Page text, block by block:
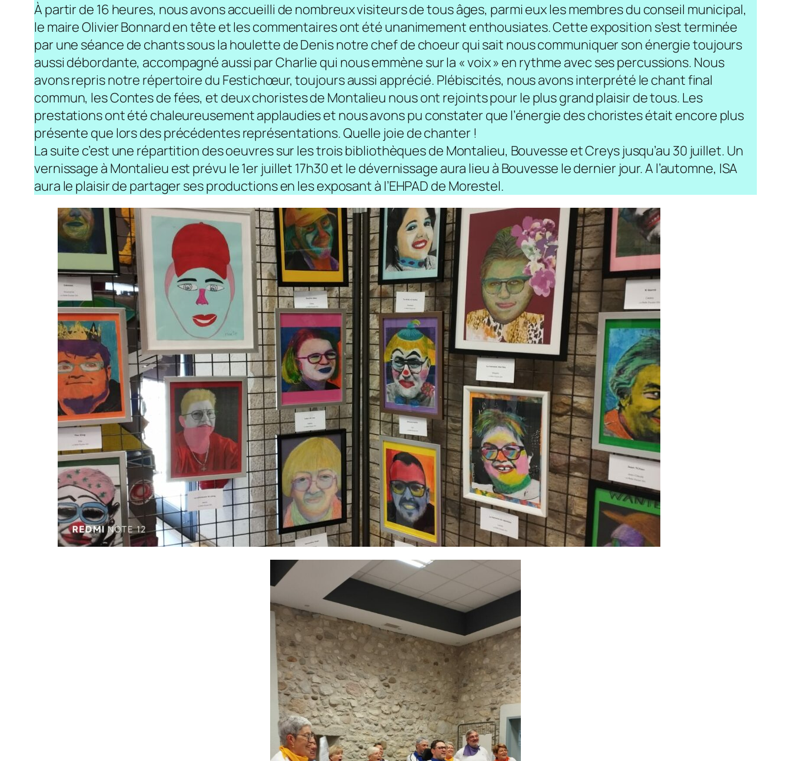
À partir de 16 heures, nous avons accueilli de nombreux visiteurs de tous âges, parmi eux les membres du conseil municipal,
le maire Olivier Bonnard en tête et les commentaires ont été unanimement enthousiates. Cette exposition s’est terminée
par une séance de chants sous la houlette de Denis notre chef de choeur qui sait nous communiquer son énergie toujours
aussi débordante, accompagné aussi par Charlie qui nous emmène sur la « voix » en rythme avec ses percussions. Nous
avons repris notre répertoire du Festichœur, toujours aussi apprécié. Plébiscités, nous avons interprété le chant final
commun, les Contes de fées, et deux choristes de Montalieu nous ont rejoints pour le plus grand plaisir de tous. Les
prestations ont été chaleureusement applaudies et nous avons pu constater que l’énergie des choristes était encore plus
présente que lors des précédentes représentations. Quelle joie de chanter !
La suite c’est une répartition des oeuvres sur les trois bibliothèques de Montalieu, Bouvesse et Creys jusqu’au 30 juillet. Un
vernissage à Montalieu est prévu le 1er juillet 17h30 et le dévernissage aura lieu à Bouvesse le dernier jour. A l’automne, ISA
aura le plaisir de partager ses productions en les exposant à l’EHPAD de Morestel.